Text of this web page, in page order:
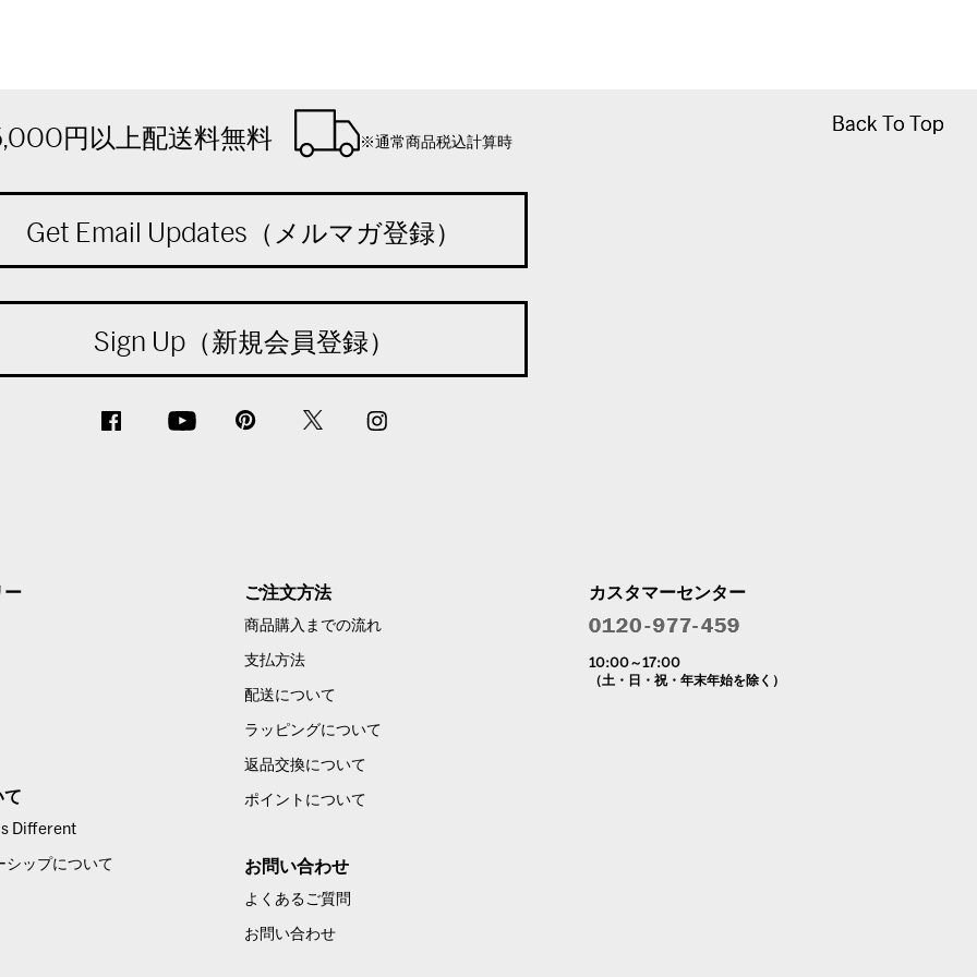
Back To Top
Back To Top
円以上配送料無料 ※通常商品税込計算時
Get Email Updates（メルマガ登録）
Sign Up（新規会員登録）
ー
て
Different
シップについて
ご注文方法
商品購入までの流れ
支払方法
配送について
ラッピングについて
返品交換について
ポイントについて
お問い合わせ
よくあるご質問
お問い合わせ
カスタマーセンター
10:00～17:00
（土・日・祝・年末年始を除く）